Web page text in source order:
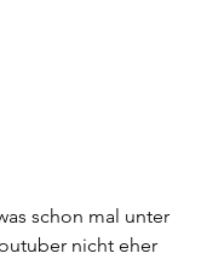
schon mal unter
nicht eher